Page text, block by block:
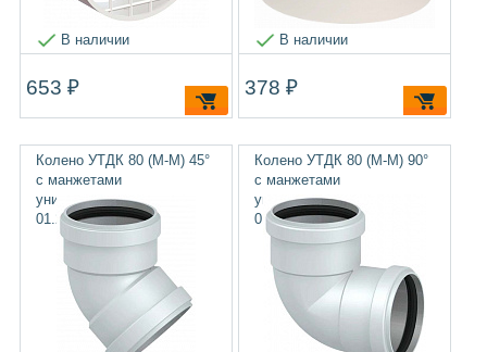
В наличии
653 ₽
В наличии
378 ₽
Колено УТДК 80 (М-М) 45°
с манжетами
универсальное
01.20.014.000
Колено УТДК 80 (М-М) 90°
с манжетами
универсальное
01.20.013.000